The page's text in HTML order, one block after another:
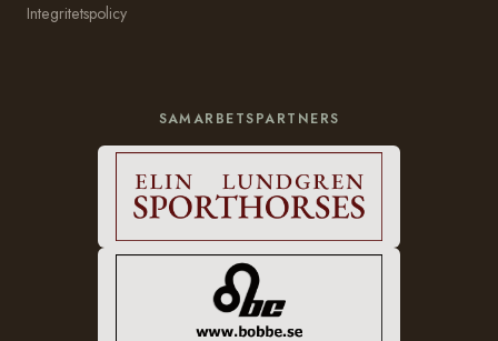
Integritetspolicy
SAMARBETSPARTNERS